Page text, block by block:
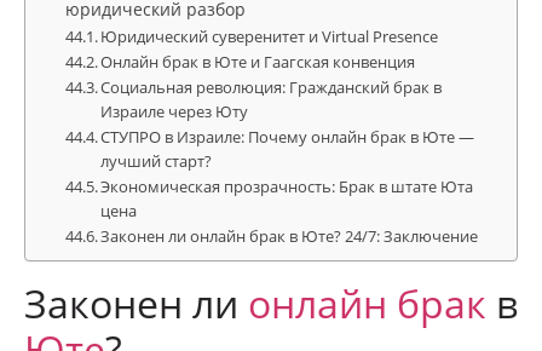
юридический разбор
Юридический суверенитет и Virtual Presence
Онлайн брак в Юте и Гаагская конвенция
Социальная революция: Гражданский брак в
Израиле через Юту
СТУПРО в Израиле: Почему онлайн брак в Юте —
лучший старт?
Экономическая прозрачность: Брак в штате Юта
цена
Законен ли онлайн брак в Юте? 24/7: Заключение
Законен ли онлайн брак в